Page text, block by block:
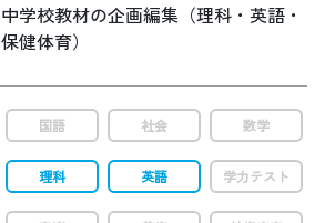
中学校教材の企画編集（理科・英語・
保健体育）
国語 社会 数学
理科 英語 学力テスト